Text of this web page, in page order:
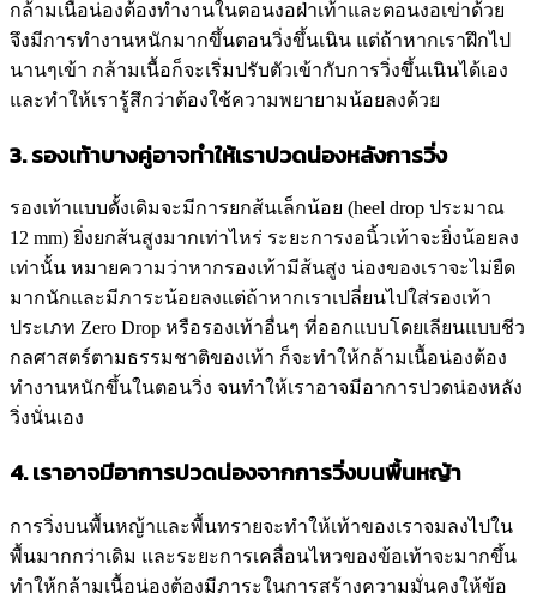
กล้ามเนื้อน่องต้องทำงานในตอนงอฝ่าเท้าและตอนงอเข่าด้วย
จึงมีการทำงานหนักมากขึ้นตอนวิ่งขึ้นเนิน แต่ถ้าหากเราฝึกไป
นานๆเข้า กล้ามเนื้อก็จะเริ่มปรับตัวเข้ากับการวิ่งขึ้นเนินได้เอง
และทำให้เรารู้สึกว่าต้องใช้ความพยายามน้อยลงด้วย
3. รองเท้าบางคู่อาจทำให้เราปวดน่องหลังการวิ่ง
รองเท้าแบบดั้งเดิมจะมีการยกส้นเล็กน้อย (heel drop ประมาณ
12 mm) ยิ่งยกส้นสูงมากเท่าไหร่ ระยะการงอนิ้วเท้าจะยิ่งน้อยลง
เท่านั้น หมายความว่าหากรองเท้ามีส้นสูง น่องของเราจะไม่ยืด
มากนักและมีภาระน้อยลงแต่ถ้าหากเราเปลี่ยนไปใส่รองเท้า
ประเภท Zero Drop หรือรองเท้าอื่นๆ ที่ออกแบบโดยเลียนแบบชีว
กลศาสตร์ตามธรรมชาติของเท้า ก็จะทำให้กล้ามเนื้อน่องต้อง
ทำงานหนักขึ้นในตอนวิ่ง จนทำให้เราอาจมีอาการปวดน่องหลัง
วิ่งนั่นเอง
4. เราอาจมีอาการปวดน่องจากการวิ่งบนพื้นหญ้า
การวิ่งบนพื้นหญ้าและพื้นทรายจะทำให้เท้าของเราจมลงไปใน
พื้นมากกว่าเดิม และระยะการเคลื่อนไหวของข้อเท้าจะมากขึ้น
ทำให้กล้ามเนื้อน่องต้องมีภาระในการสร้างความมั่นคงให้ข้อ